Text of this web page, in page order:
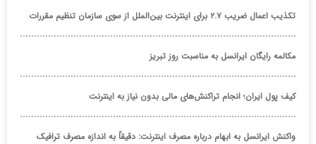
تکذیب اعمال ضریب ۲.۷ برای اینترنت بین‌الملل از سوی سازمان تنظیم مقررات
مکالمه رایگان ایرانسل به مناسبت روز تبریز
کیف پول ایران؛ انجام تراکنش‌های مالی بدون نیاز به اینترنت
واکنش ایرانسل به ابهام درباره مصرف اینترنت: دقیقاً به اندازه مصرف ترافیک